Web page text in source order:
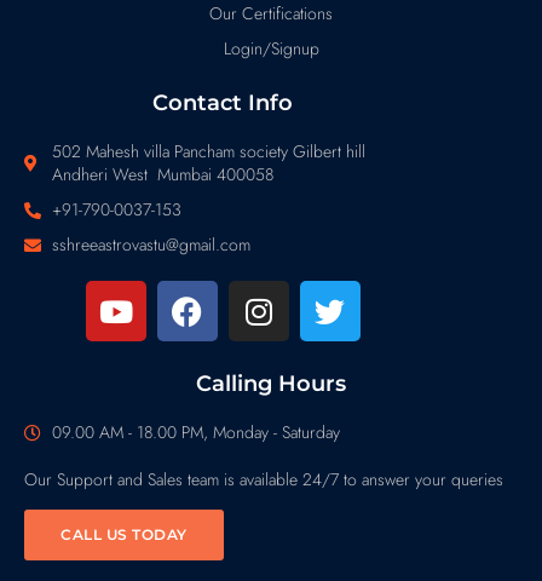
Our Certifications
Login/Signup
Contact Info
502 Mahesh villa Pancham society Gilbert hill
Andheri West Mumbai 400058
+91-790-0037-153
sshreeastrovastu@gmail.com
Calling Hours
09.00 AM - 18.00 PM, Monday - Saturday
Our Support and Sales team is available 24/7 to answer your queries
CALL US TODAY